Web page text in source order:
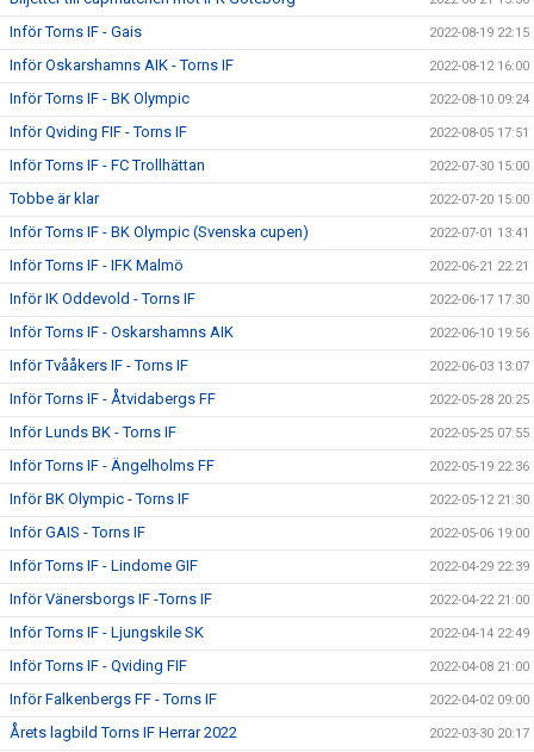
Inför Torns IF - Gais 2022-08-19 22:15
Inför Oskarshamns AIK - Torns IF 2022-08-12 16:00
Inför Torns IF - BK Olympic 2022-08-10 09:24
Inför Qviding FIF - Torns IF 2022-08-05 17:51
Inför Torns IF - FC Trollhättan 2022-07-30 15:00
Tobbe är klar 2022-07-20 15:00
Inför Torns IF - BK Olympic (Svenska cupen) 2022-07-01 13:41
Inför Torns IF - IFK Malmö 2022-06-21 22:21
Inför IK Oddevold - Torns IF 2022-06-17 17:30
Inför Torns IF - Oskarshamns AIK 2022-06-10 19:56
Inför Tvååkers IF - Torns IF 2022-06-03 13:07
Inför Torns IF - Åtvidabergs FF 2022-05-28 20:25
Inför Lunds BK - Torns IF 2022-05-25 07:55
Inför Torns IF - Ängelholms FF 2022-05-19 22:36
Inför BK Olympic - Torns IF 2022-05-12 21:30
Inför GAIS - Torns IF 2022-05-06 19:00
Inför Torns IF - Lindome GIF 2022-04-29 22:39
Inför Vänersborgs IF -Torns IF 2022-04-22 21:00
Inför Torns IF - Ljungskile SK 2022-04-14 22:49
Inför Torns IF - Qviding FIF 2022-04-08 21:00
Inför Falkenbergs FF - Torns IF 2022-04-02 09:00
Årets lagbild Torns IF Herrar 2022 2022-03-30 20:17